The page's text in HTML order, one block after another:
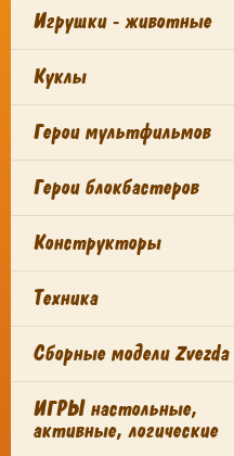
Игрушки - животные
Куклы
Герои мультфильмов
Герои блокбастеров
Конструкторы
Техника
Сборные модели Zvezda
ИГРЫ настольные,
активные, логические